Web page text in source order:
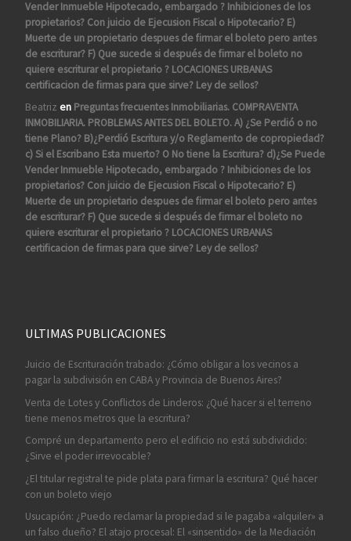
Vender Inmueble Hipotecado, embargado ? Inhibiciones de los
propietarios? Con juicio de Ejecusion Fiscal o Hipotecario? E)
Muerte de un propietario despues de firmar el boleto pero antes
de escriturar? F) Que sucede si después de firmar el boleto no
quiere escriturar el propietario ? LOCACIONES URBANAS
certificacion de firmas para que sirve? Ley de sellos?
Beatriz en Preguntas frecuentes Inmobiliarias. COMPRAVENTA
INMOBILIARIA. PROBLEMAS ANTES DEL BOLETO. A) ¿Se Perdió o no
tiene Plano? B)¿Perdió Escritura y/o Reglamento de copropiedad?
c) Si el Escribano Esta muerto? O No tiene la Escritura? d)¿Se Puede
Vender Inmueble Hipotecado, embargado ? Inhibiciones de los
propietarios? Con juicio de Ejecusion Fiscal o Hipotecario? E)
Muerte de un propietario despues de firmar el boleto pero antes
de escriturar? F) Que sucede si después de firmar el boleto no
quiere escriturar el propietario ? LOCACIONES URBANAS
certificacion de firmas para que sirve? Ley de sellos?
ULTIMAS PUBLICACIONES
Juicio de Escrituración trabado: ¿Cómo obligar a los vecinos a
pagar la subdivisión en CABA y Provincia de Buenos Aires?
Venta de Lotes y Conflictos de Linderos: ¿Qué hacer si el terreno
tiene menos metros que la escritura?
Compré un departamento pero el edificio no está subdividido:
¿Sirve el poder irrevocable?
¿El titular registral te pide plata para firmar la escritura? Qué hacer
con un boleto viejo
Usucapión: ¿Puedo reclamar la propiedad si le pagaba «alquiler» a
un falso dueño? El atajo procesal: El «sinsentido» de la Mediación